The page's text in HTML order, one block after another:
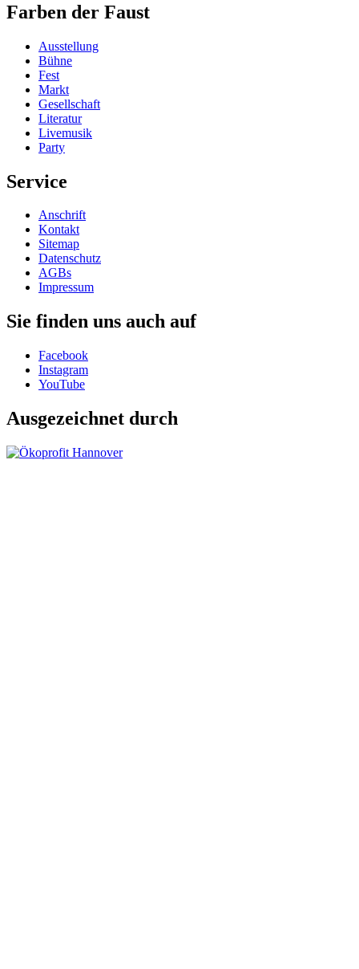
Farben der Faust
Ausstellung
Bühne
Fest
Markt
Gesellschaft
Literatur
Livemusik
Party
Service
Anschrift
Kontakt
Sitemap
Datenschutz
AGBs
Impressum
Sie finden uns auch auf
Facebook
Instagram
YouTube
Ausgezeichnet durch